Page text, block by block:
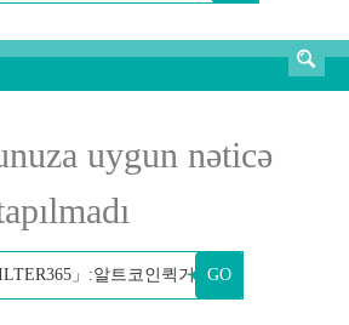
uygun nəticə
GO